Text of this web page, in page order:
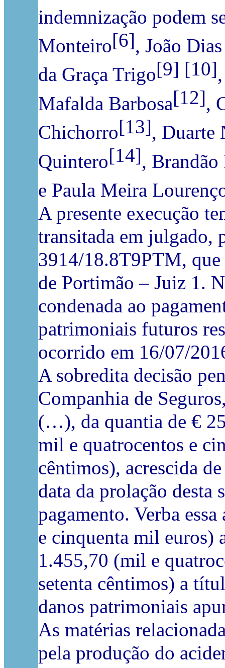
indemnização podem
Monteiro[6], João
da Graça Trigo[9] [10]
Mafalda Barbosa[12],
Chichorro[13], Duarte
Quintero[14], Brandão
e Paula Meira
A presente execução
transitada em julgado,
3914/18.8T9PTM,
de Portimão – Juiz 1.
condenada ao
patrimoniais futuros
ocorrido em 16/07/
A sobredita decisão
Companhia de
(…), da quantia de €
mil e quatrocentos e
cêntimos), acrescida
data da prolação desta
pagamento. Verba
e cinquenta mil euros)
1.455,70 (mil e
setenta cêntimos) a
danos patrimoniais
As matérias
pela produção do